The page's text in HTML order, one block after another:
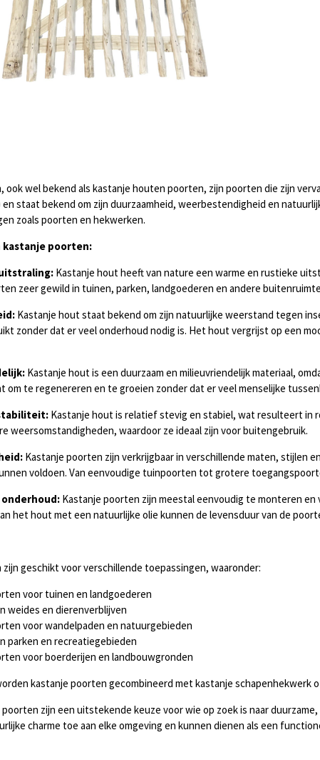
ook wel bekend als kastanje houten poorten, zijn poorten die zijn
en staat bekend om zijn duurzaamheid, weerbestendigheid en
zoals poorten en hekwerken.
kastanje poorten:
Kastanje hout heeft van nature een warme en rustieke
zeer gewild in tuinen, parken, landgoederen en andere
Kastanje hout staat bekend om zijn natuurlijke weerstand tegen
zonder dat er veel onderhoud nodig is. Het hout vergrijst op een
Kastanje hout is een duurzaam en milieuvriendelijk materiaal,
om te regenereren en te groeien zonder dat er veel menselijke
Kastanje hout is relatief stevig en stabiel, wat resulteert in
weersomstandigheden, waardoor ze ideaal zijn voor buitengebruik.
Kastanje poorten zijn verkrijgbaar in verschillende maten, stijlen
voldoen. Van eenvoudige tuinpoorten tot grotere
Kastanje poorten zijn meestal eenvoudig te monteren
het hout met een natuurlijke olie kunnen de levensduur van de
geschikt voor verschillende toepassingen, waaronder:
voor tuinen en landgoederen
weides en dierenverblijven
voor wandelpaden en natuurgebieden
parken en recreatiegebieden
voor boerderijen en landbouwgronden
kastanje poorten gecombineerd met kastanje
zijn een uitstekende keuze voor wie op zoek is naar
charme toe aan elke omgeving en kunnen dienen als een